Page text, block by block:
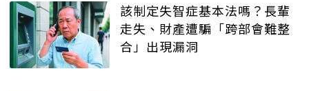
該制定失智症基本法嗎？長輩
走失、財產遭騙「跨部會難整
合」出現漏洞